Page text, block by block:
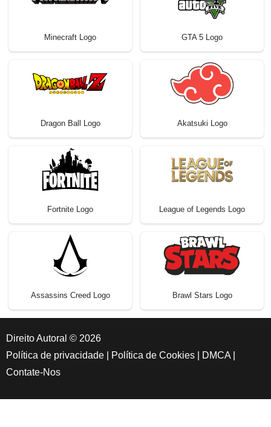
Minecraft Logo GTA 5 Logo
Dragon Ball Logo Akatsuki Logo
Fortnite Logo League of Legends Logo
Assassins Creed Logo Brawl Stars Logo
Direito Autoral © 2026
Política de privacidade
Política de Cookies DMCA
Contate-Nos